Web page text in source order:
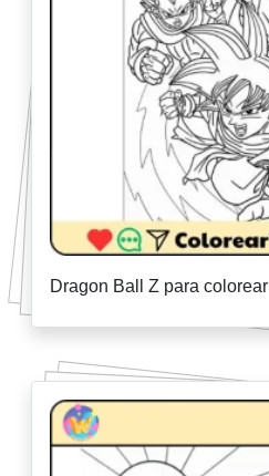
Dragon Ball Z para colorear